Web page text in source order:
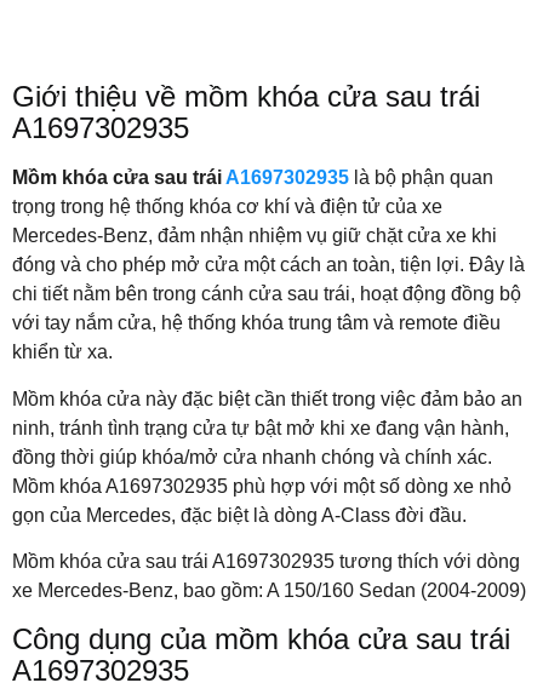
Giới thiệu về mồm khóa cửa sau trái
A1697302935
Mồm khóa cửa sau trái A1697302935 là bộ phận quan
trọng trong hệ thống khóa cơ khí và điện tử của xe
Mercedes-Benz, đảm nhận nhiệm vụ giữ chặt cửa xe khi
đóng và cho phép mở cửa một cách an toàn, tiện lợi. Đây là
chi tiết nằm bên trong cánh cửa sau trái, hoạt động đồng bộ
với tay nắm cửa, hệ thống khóa trung tâm và remote điều
khiển từ xa.
Mồm khóa cửa này đặc biệt cần thiết trong việc đảm bảo an
ninh, tránh tình trạng cửa tự bật mở khi xe đang vận hành,
đồng thời giúp khóa/mở cửa nhanh chóng và chính xác.
Mồm khóa A1697302935 phù hợp với một số dòng xe nhỏ
gọn của Mercedes, đặc biệt là dòng A-Class đời đầu.
Mồm khóa cửa sau trái A1697302935 tương thích với dòng
xe Mercedes-Benz, bao gồm: A 150/160 Sedan (2004-2009)
Công dụng của mồm khóa cửa sau trái
A1697302935